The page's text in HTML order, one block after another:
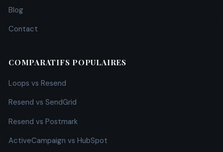
Blog
Contact
COMPARATIFS POPULAIRES
Loops vs Resend
Resend vs SendGrid
Resend vs Postmark
ActiveCampaign vs HubSpot